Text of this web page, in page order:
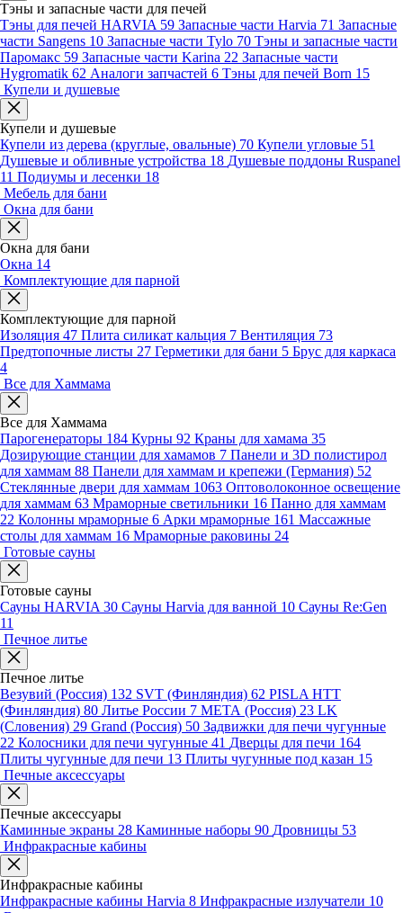
Тэны и запасные части для печей
Тэны для печей HARVIA 59 Запасные части Harvia 71 Запасные
части Sangens 10 Запасные части Tylo 70 Тэны и запасные части
Паромакс 59 Запасные части Karina 22 Запасные части
Hygromatik 62 Аналоги запчастей 6 Тэны для печей Born 15
Купели и душевые
Купели и душевые
Купели из дерева (круглые, овальные) 70 Купели угловые 51
Душевые и обливные устройства 18 Душевые поддоны Ruspanel
11 Подиумы и лесенки 18
Мебель для бани
Окна для бани
Окна для бани
Окна 14
Комплектующие для парной
Комплектующие для парной
Изоляция 47 Плита силикат кальция 7 Вентиляция 73
Предтопочные листы 27 Герметики для бани 5 Брус для каркаса
4
Все для Хаммама
Все для Хаммама
Парогенераторы 184 Курны 92 Краны для хамама 35
Дозирующие станции для хамамов 7 Панели и 3D полистирол
для хаммам 88 Панели для хаммам и крепежи (Германия) 52
Стеклянные двери для хаммам 1063 Оптоволоконное освещение
для хаммам 63 Мраморные светильники 16 Панно для хаммам
22 Колонны мраморные 6 Арки мраморные 161 Массажные
столы для хаммам 16 Мраморные раковины 24
Готовые сауны
Готовые сауны
Сауны HARVIA 30 Сауны Harvia для ванной 10 Сауны Re:Gen
11
Печное литье
Печное литье
Везувий (Россия) 132 SVT (Финляндия) 62 PISLA HTT
(Финляндия) 80 Литье России 7 МЕТА (Россия) 23 LK
(Словения) 29 Grand (Россия) 50 Задвижки для печи чугунные
22 Колосники для печи чугунные 41 Дверцы для печи 164
Плиты чугунные для печи 13 Плиты чугунные под казан 15
Печные аксессуары
Печные аксессуары
Каминные экраны 28 Каминные наборы 90 Дровницы 53
Инфракрасные кабины
Инфракрасные кабины
Инфракрасные кабины Harvia 8 Инфракрасные излучатели 10